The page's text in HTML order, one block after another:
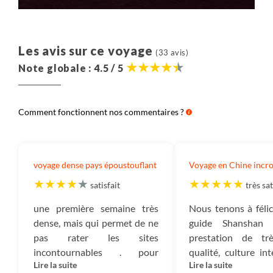
Les avis sur ce voyage (33 avis)
Note globale : 4.5 / 5
Comment fonctionnent nos commentaires ?
voyage dense pays époustouflant
satisfait
une première semaine très
dense, mais qui permet de ne
pas rater les sites
incontournables . pour
l’ensemble du voyage,
Lire la suite
Voyage en Chine
très
Nous tenons à
guide
prestation de
qualité, culture
langage
Lire la suite